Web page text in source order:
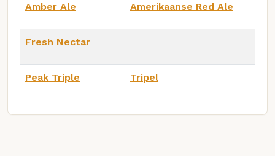
Amber Ale Amerikaanse Red Ale
Fresh Nectar
Peak Triple Tripel